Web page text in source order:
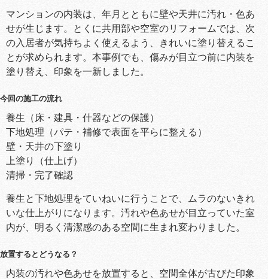
マンションの内装は、年月とともに壁や天井に汚れ・色あ
せが生じます。とくに共用部や空室のリフォームでは、次
の入居者が気持ちよく使えるよう、きれいに塗り替えるこ
とが求められます。本事例でも、傷みが目立つ前に内装を
塗り替え、印象を一新しました。
今回の施工の流れ
養生（床・建具・什器などの保護）
下地処理（パテ・補修で表面を平らに整える）
壁・天井の下塗り
上塗り（仕上げ）
清掃・完了確認
養生と下地処理をていねいに行うことで、ムラのないきれ
いな仕上がりになります。汚れや色あせが目立っていた室
内が、明るく清潔感のある空間に生まれ変わりました。
放置するとどうなる？
内装の汚れや色あせを放置すると、空間全体が古びた印象